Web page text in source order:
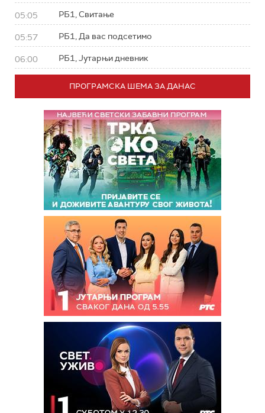
05:05 РБ1, Свитање
05:57 РБ1, Да вас подсетимо
06:00 РБ1, Јутарњи дневник
ПРОГРАМСКА ШЕМА ЗА ДАНАС